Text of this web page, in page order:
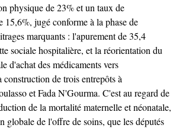
physique de 23% et un taux de
15,6%, jugé conforme à la phase de
marquants : l'apurement de 35,4
sociale hospitalière, et la réorientation du
d'achat des médicaments vers
de trois entrepôts à
et Fada N'Gourma. C'est au regard de
de la mortalité maternelle et néonatale,
globale de l'offre de soins, que les députés